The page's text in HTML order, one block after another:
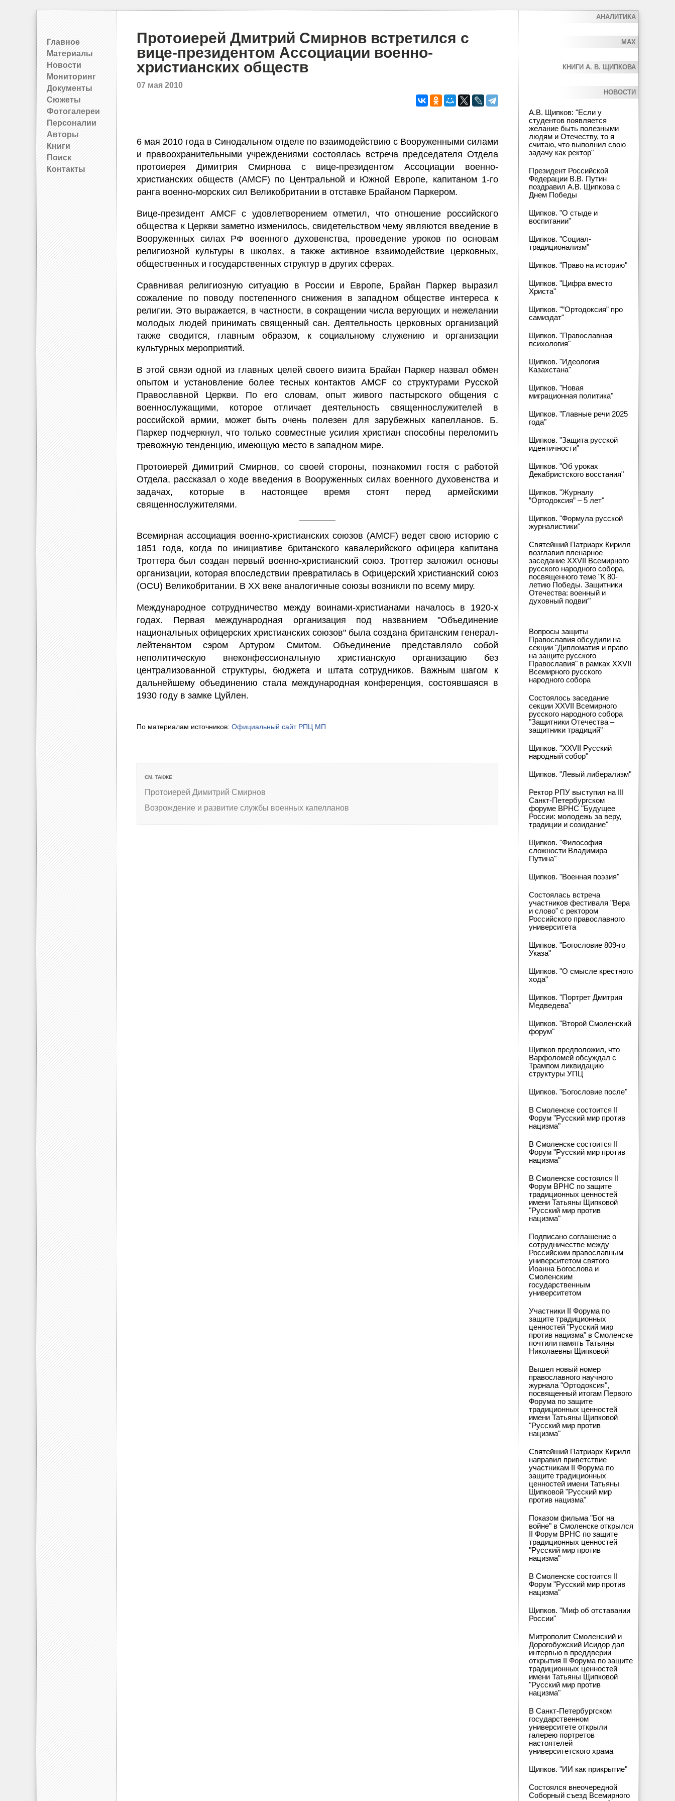
Главное
Материалы
Новости
Мониторинг
Документы
Сюжеты
Фотогалереи
Персоналии
Авторы
Книги
Поиск
Контакты
Протоиерей Дмитрий Смирнов встретился с
вице-президентом Ассоциации военно-
христианских обществ
07 мая 2010
6 мая 2010 года в Синодальном отделе по взаимодействию с Вооруженными силами
и правоохранительными учреждениями состоялась встреча председателя Отдела
протоиерея Димитрия Смирнова с вице-президентом Ассоциации военно-
христианских обществ (AMCF) по Центральной и Южной Европе, капитаном 1-го
ранга военно-морских сил Великобритании в отставке Брайаном Паркером.
Вице-президент AMCF с удовлетворением отметил, что отношение российского
общества к Церкви заметно изменилось, свидетельством чему являются введение в
Вооруженных силах РФ военного духовенства, проведение уроков по основам
религиозной культуры в школах, а также активное взаимодействие церковных,
общественных и государственных структур в других сферах.
Сравнивая религиозную ситуацию в России и Европе, Брайан Паркер выразил
сожаление по поводу постепенного снижения в западном обществе интереса к
религии. Это выражается, в частности, в сокращении числа верующих и нежелании
молодых людей принимать священный сан. Деятельность церковных организаций
также сводится, главным образом, к социальному служению и организации
культурных мероприятий.
В этой связи одной из главных целей своего визита Брайан Паркер назвал обмен
опытом и установление более тесных контактов AMCF со структурами Русской
Православной Церкви. По его словам, опыт живого пастырского общения с
военнослужащими, которое отличает деятельность священнослужителей в
российской армии, может быть очень полезен для зарубежных капелланов. Б.
Паркер подчеркнул, что только совместные усилия христиан способны переломить
тревожную тенденцию, имеющую место в западном мире.
Протоиерей Димитрий Смирнов, со своей стороны, познакомил гостя с работой
Отдела, рассказал о ходе введения в Вооруженных силах военного духовенства и
задачах, которые в настоящее время стоят перед армейскими
священнослужителями.
Всемирная ассоциация военно-христианских союзов (AMCF) ведет свою историю с
1851 года, когда по инициативе британского кавалерийского офицера капитана
Троттера был создан первый военно-христианский союз. Троттер заложил основы
организации, которая впоследствии превратилась в Офицерский христианский союз
(OCU) Великобритании. В XX веке аналогичные союзы возникли по всему миру.
Международное сотрудничество между воинами-христианами началось в 1920-х
годах. Первая международная организация под названием "Объединение
национальных офицерских христианских союзов" была создана британским генерал-
лейтенантом сэром Артуром Смитом. Объединение представляло собой
неполитическую внеконфессиональную христианскую организацию без
централизованной структуры, бюджета и штата сотрудников. Важным шагом к
дальнейшему объединению стала международная конференция, состоявшаяся в
1930 году в замке Цуйлен.
По материалам источников: Официальный сайт РПЦ МП
СМ. ТАКЖЕ
Протоиерей Димитрий Смирнов
Возрождение и развитие службы военных капелланов
АНАЛИТИКА
MAX
КНИГИ А. В. ЩИПКОВА
НОВОСТИ
А.В. Щипков: "Если у
студентов появляется
желание быть полезными
людям и Отечеству, то я
считаю, что выполнил свою
задачу как ректор"
Президент Российской
Федерации В.В. Путин
поздравил А.В. Щипкова с
Днем Победы
Щипков. "О стыде и
воспитании"
Щипков. "Социал-
традиционализм"
Щипков. "Право на историю"
Щипков. "Цифра вместо
Христа"
Щипков. "”Ортодоксия” про
самиздат"
Щипков. "Православная
психология"
Щипков. "Идеология
Казахстана"
Щипков. "Новая
миграционная политика"
Щипков. "Главные речи 2025
года"
Щипков. "Защита русской
идентичности"
Щипков. "Об уроках
Декабристского восстания"
Щипков. "Журналу
”Ортодоксия” – 5 лет"
Щипков. "Формула русской
журналистики"
Святейший Патриарх Кирилл
возглавил пленарное
заседание XXVII Всемирного
русского народного собора,
посвященного теме "К 80-
летию Победы. Защитники
Отечества: военный и
духовный подвиг"
Вопросы защиты
Православия обсудили на
секции "Дипломатия и право
на защите русского
Православия" в рамках XXVII
Всемирного русского
народного собора
Состоялось заседание
секции XXVII Всемирного
русского народного собора
"Защитники Отечества –
защитники традиций"
Щипков. "XXVII Русский
народный собор"
Щипков. "Левый либерализм"
Ректор РПУ выступил на III
Санкт-Петербургском
форуме ВРНС "Будущее
России: молодежь за веру,
традиции и созидание"
Щипков. "Философия
сложности Владимира
Путина"
Щипков. "Военная поэзия"
Состоялась встреча
участников фестиваля "Вера
и слово" с ректором
Российского православного
университета
Щипков. "Богословие 809-го
Указа"
Щипков. "О смысле крестного
хода"
Щипков. "Портрет Дмитрия
Медведева"
Щипков. "Второй Смоленский
форум"
Щипков предположил, что
Варфоломей обсуждал с
Трампом ликвидацию
структуры УПЦ
Щипков. "Богословие после"
В Смоленске состоится II
Форум "Русский мир против
нацизма"
В Смоленске состоится II
Форум "Русский мир против
нацизма"
В Смоленске состоялся II
Форум ВРНС по защите
традиционных ценностей
имени Татьяны Щипковой
"Русский мир против
нацизма"
Подписано соглашение о
сотрудничестве между
Российским православным
университетом святого
Иоанна Богослова и
Смоленским
государственным
университетом
Участники II Форума по
защите традиционных
ценностей "Русский мир
против нацизма" в Смоленске
почтили память Татьяны
Николаевны Щипковой
Вышел новый номер
православного научного
журнала "Ортодоксия",
посвященный итогам Первого
Форума по защите
традиционных ценностей
имени Татьяны Щипковой
"Русский мир против
нацизма"
Святейший Патриарх Кирилл
направил приветствие
участникам II Форума по
защите традиционных
ценностей имени Татьяны
Щипковой "Русский мир
против нацизма"
Показом фильма "Бог на
войне" в Смоленске открылся
II Форум ВРНС по защите
традиционных ценностей
"Русский мир против
нацизма"
В Смоленске состоится II
Форум "Русский мир против
нацизма"
Щипков. "Миф об отставании
России"
Митрополит Смоленский и
Дорогобужский Исидор дал
интервью в преддверии
открытия II Форума по защите
традиционных ценностей
имени Татьяны Щипковой
"Русский мир против
нацизма"
В Санкт-Петербургском
государственном
университете открыли
галерею портретов
настоятелей
университетского храма
Щипков. "ИИ как прикрытие"
Состоялся внеочередной
Соборный съезд Всемирного